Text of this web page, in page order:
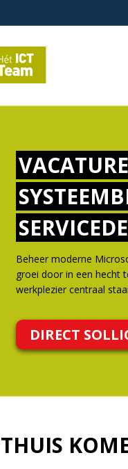
Beheer moderne
groei door in een hecht
werkplezier centraal
DIRECT
THUIS